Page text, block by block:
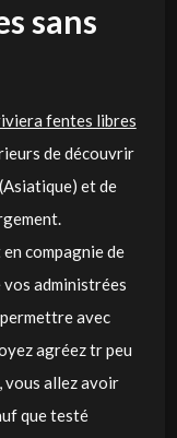
sans
fentes libres
de découvrir
et de
compagnie de
vos administrées
avec
agréez tr peu
vous allez avoir
que testé